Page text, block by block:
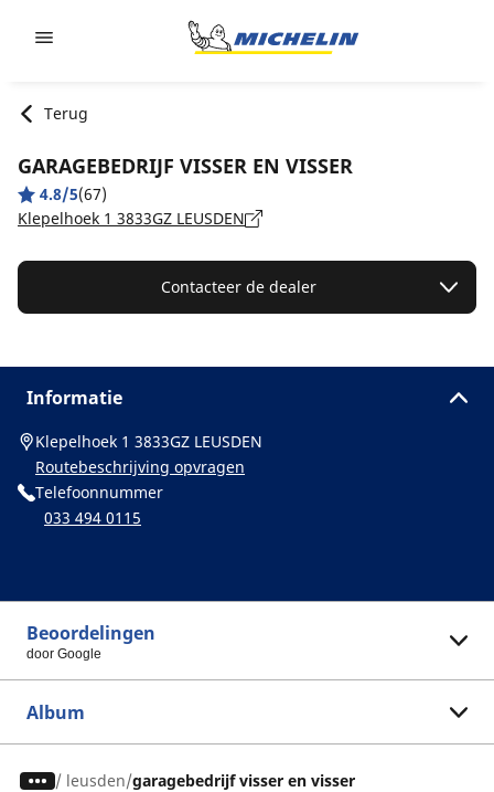
Terug
GARAGEBEDRIJF VISSER EN VISSER
4.8/5(67)
Klepelhoek 1 3833GZ LEUSDEN
Contacteer de dealer
Informatie
Klepelhoek 1 3833GZ LEUSDEN
Routebeschrijving opvragen
Telefoonnummer
033 494 0115
Beoordelingen
door Google
Album
/ leusden garagebedrijf visser en visser